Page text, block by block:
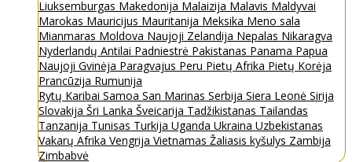
Liuksemburgas Makedonija Malaizija Malavis Maldyvai
Marokas Mauricijus Mauritanija Meksika Meno sala
Mianmaras Moldova Naujoji Zelandija Nepalas Nikaragva
Nyderlandų Antilai Padniestrė Pakistanas Panama Papua
Naujoji Gvinėja Paragvajus Peru Pietų Afrika Pietų Korėja
Prancūzija Rumunija
Rytų Karibai Samoa San Marinas Serbija Siera Leonė Sirija
Slovakija Šri Lanka Šveicarija Tadžikistanas Tailandas
Tanzanija Tunisas Turkija Uganda Ukraina Uzbekistanas
Vakarų Afrika Vengrija Vietnamas Žaliasis kyšulys Zambija
Zimbabvė